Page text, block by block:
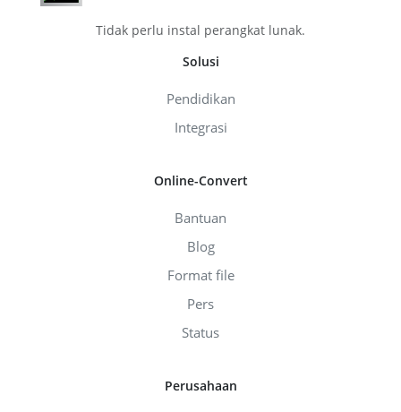
Tidak perlu instal perangkat lunak.
Solusi
Pendidikan
Integrasi
Online-Convert
Bantuan
Blog
Format file
Pers
Status
Perusahaan